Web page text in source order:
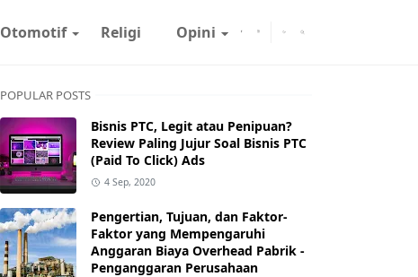
Otomotif Religi Opini
POPULAR POSTS
Bisnis PTC, Legit atau Penipuan?
Review Paling Jujur Soal Bisnis PTC
(Paid To Click) Ads
4 Sep, 2020
Pengertian, Tujuan, dan Faktor-
Faktor yang Mempengaruhi
Anggaran Biaya Overhead Pabrik -
Penganggaran Perusahaan